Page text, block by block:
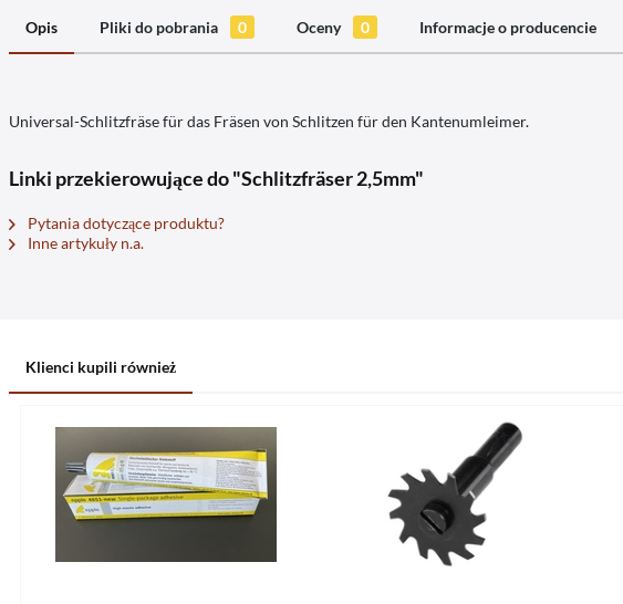
Opis Pliki do pobrania 0 Oceny 0 Informacje o producencie
Universal-Schlitzfräse für das Fräsen von Schlitzen für den Kantenumleimer.
Linki przekierowujące do "Schlitzfräser 2,5mm"
Pytania dotyczące produktu?
Inne artykuły n.a.
Klienci kupili również